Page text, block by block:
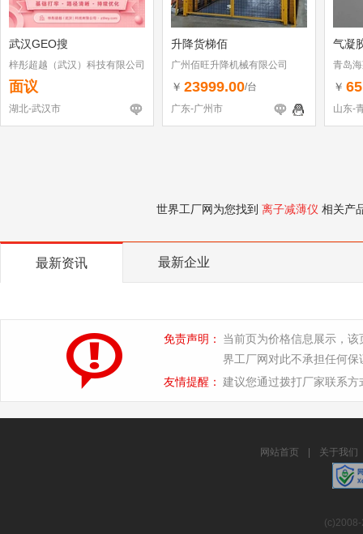
武汉GEO搜
梓彤超越（武汉）科技有限公司
面议
湖北-武汉市
升降货梯佰
广州佰旺升降机械有限公司
￥ 23999.00/台
广东-广州市
气凝
青岛
￥
山东-
世界工厂网为您找到 离子减薄仪 相关产
最新资讯 最新企业
免责声明：
当前页为价格信息展示，
界工厂网对此不承担任何保
友情提醒： 建议您通过拨打厂家联系
网站首页 关于我们